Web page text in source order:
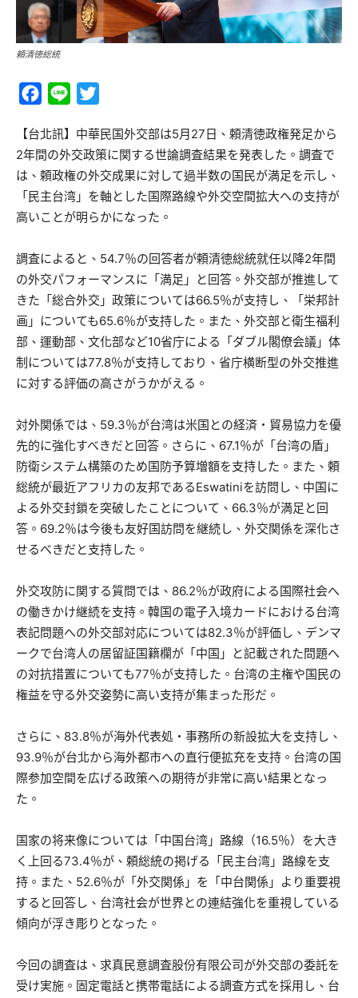
頼清徳総統
Facebook
Line
【台北訊】中華民国外交部は5月27日、頼清徳政権発足から
2年間の外交政策に関する世論調査結果を発表した。調査で
は、頼政権の外交成果に対して過半数の国民が満足を示し、
「民主台湾」を軸とした国際路線や外交空間拡大への支持が
高いことが明らかになった。
調査によると、54.7％の回答者が頼清徳総統就任以降2年間
の外交パフォーマンスに「満足」と回答。外交部が推進して
きた「総合外交」政策については66.5％が支持し、「栄邦計
画」についても65.6％が支持した。また、外交部と衛生福利
部、運動部、文化部など10省庁による「ダブル閣僚会議」体
制については77.8％が支持しており、省庁横断型の外交推進
に対する評価の高さがうかがえる。
対外関係では、59.3％が台湾は米国との経済・貿易協力を優
先的に強化すべきだと回答。さらに、67.1％が「台湾の盾」
防衛システム構築のため国防予算増額を支持した。また、頼
総統が最近アフリカの友邦であるEswatiniを訪問し、中国に
よる外交封鎖を突破したことについて、66.3％が満足と回
答。69.2％は今後も友好国訪問を継続し、外交関係を深化さ
せるべきだと支持した。
外交攻防に関する質問では、86.2％が政府による国際社会へ
の働きかけ継続を支持。韓国の電子入境カードにおける台湾
表記問題への外交部対応については82.3％が評価し、デンマ
ークで台湾人の居留証国籍欄が「中国」と記載された問題へ
の対抗措置についても77％が支持した。台湾の主権や国民の
権益を守る外交姿勢に高い支持が集まった形だ。
さらに、83.8％が海外代表処・事務所の新設拡大を支持し、
93.9％が台北から海外都市への直行便拡充を支持。台湾の国
際参加空間を広げる政策への期待が非常に高い結果となっ
た。
国家の将来像については「中国台湾」路線（16.5％）を大き
く上回る73.4％が、頼総統の掲げる「民主台湾」路線を支
持。また、52.6％が「外交関係」を「中台関係」より重要視
すると回答し、台湾社会が世界との連結強化を重視している
傾向が浮き彫りとなった。
今回の調査は、求真民意調査股份有限公司が外交部の委託を
受け実施。固定電話と携帯電話による調査方式を採用し、台